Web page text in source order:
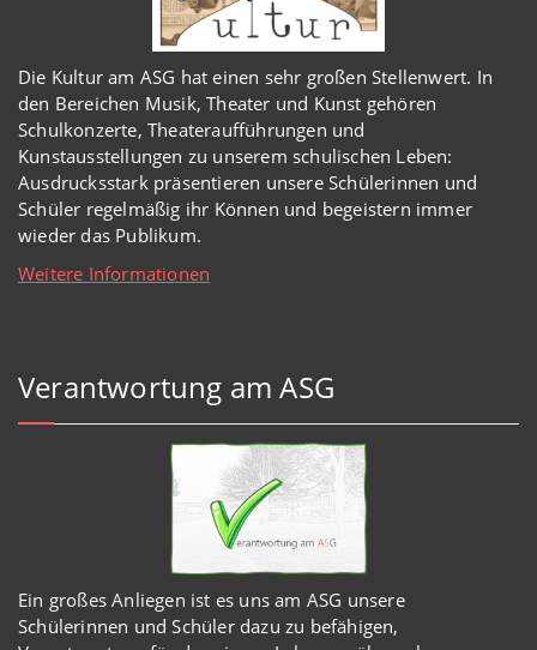
Die Kultur am ASG hat einen sehr großen Stellenwert. In
den Bereichen Musik, Theater und Kunst gehören
Schulkonzerte, Theateraufführungen und
Kunstausstellungen zu unserem schulischen Leben:
Ausdrucksstark präsentieren unsere Schülerinnen und
Schüler regelmäßig ihr Können und begeistern immer
wieder das Publikum.
Weitere Informationen
Verantwortung am ASG
Ein großes Anliegen ist es uns am ASG unsere
Schülerinnen und Schüler dazu zu befähigen,